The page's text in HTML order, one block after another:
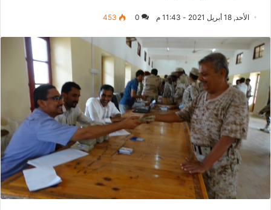
الأحد, 18 أبريل 2021 - 11:43 م 0
453